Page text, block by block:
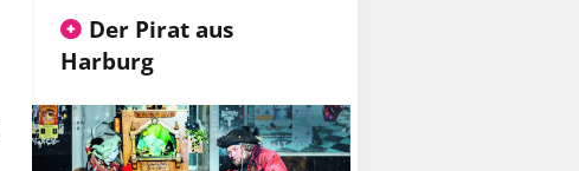
Der Pirat aus
Harburg